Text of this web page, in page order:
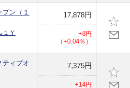
ン（１
１Ｙ
17,878円
+8円
（+0.04％）
ィブオ
7,375円
+14円